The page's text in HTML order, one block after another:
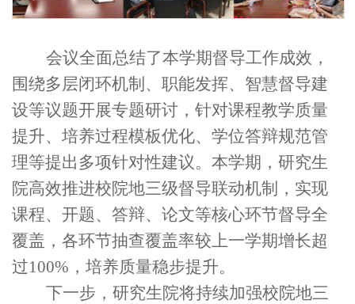
会议全面总结了本学期督导工作成效，
围绕多层闭环机制、职能发挥、智慧督导建
设等议题开展专题研讨 ， 针对课程教学质量
提升、 培养过程模板优化、 学位答辩规范管
理等提出多项针对性建议。本学期 ， 研究生
院高效推进校院地三级督导联动机制 ， 实现
课程、开题、答辩、论文等核心环节督导全
覆盖，各环节抽查覆盖率较上一学期增长超
过100% ，培养质量稳步提升。
下一步 ，研究生院将持续加强校院地三